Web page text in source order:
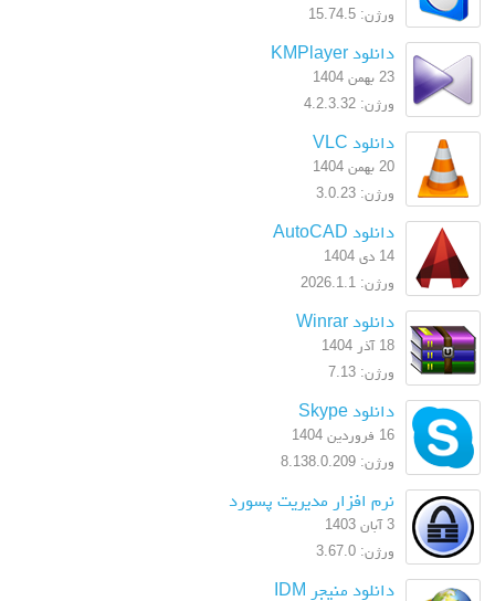
ورژن: 15.74.5
دانلود KMPlayer
23 بهمن 1404
ورژن: 4.2.3.32
دانلود VLC
20 بهمن 1404
ورژن: 3.0.23
دانلود AutoCAD
14 دی 1404
ورژن: 2026.1.1
دانلود Winrar
18 آذر 1404
ورژن: 7.13
دانلود Skype
16 فروردین 1404
ورژن: 8.138.0.209
نرم افزار مدیریت پسورد
3 آبان 1403
ورژن: 3.67.0
دانلود منیجر IDM